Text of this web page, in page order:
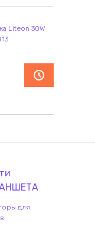
Liteon 30W
А
для